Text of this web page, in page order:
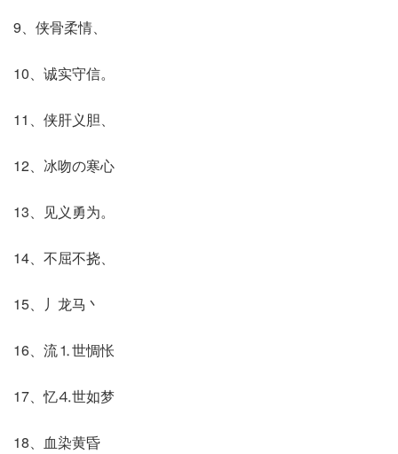
9、侠骨柔情、
10、诚实守信。
11、侠肝义胆、
12、冰吻の寒心
13、见义勇为。
14、不屈不挠、
15、丿龙马丶
16、流⒈世惆怅
17、忆⒋世如梦
18、血染黄昏